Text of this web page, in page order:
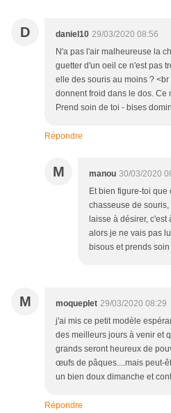
D daniel10 29/03/2020 08:56
N'a pas l'air malheureuse la
guetter d'un oeil ce n'est pas
elle des souris au moins ?
donnent froid dans le dos. Ce
Prend soin de toi - bises
Répondre
M manou 30/03/2020
Et bien figure-toi que
chasseuse de
laisse à désirer,
alors je ne vais pas
bisous et prends
M moqueplet 29/03/2020 08:29
j'ai mis ce petit modèle
des meilleurs jours à venir et
grands seront heureux de
œufs de pâques....mais peut-
un bien doux dimanche et
Répondre